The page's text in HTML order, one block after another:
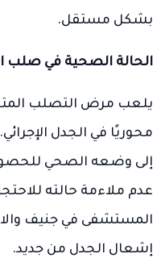
بشكل مستقل.
الحالة الصحية في صلب
يلعب مرض التصلب
إلى وضعه الصحي
عدم ملاءمة حالته
المستشفى في جنيف
إشعال الجدل من جديد.